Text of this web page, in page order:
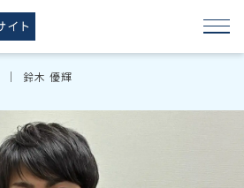
鈴木 優輝